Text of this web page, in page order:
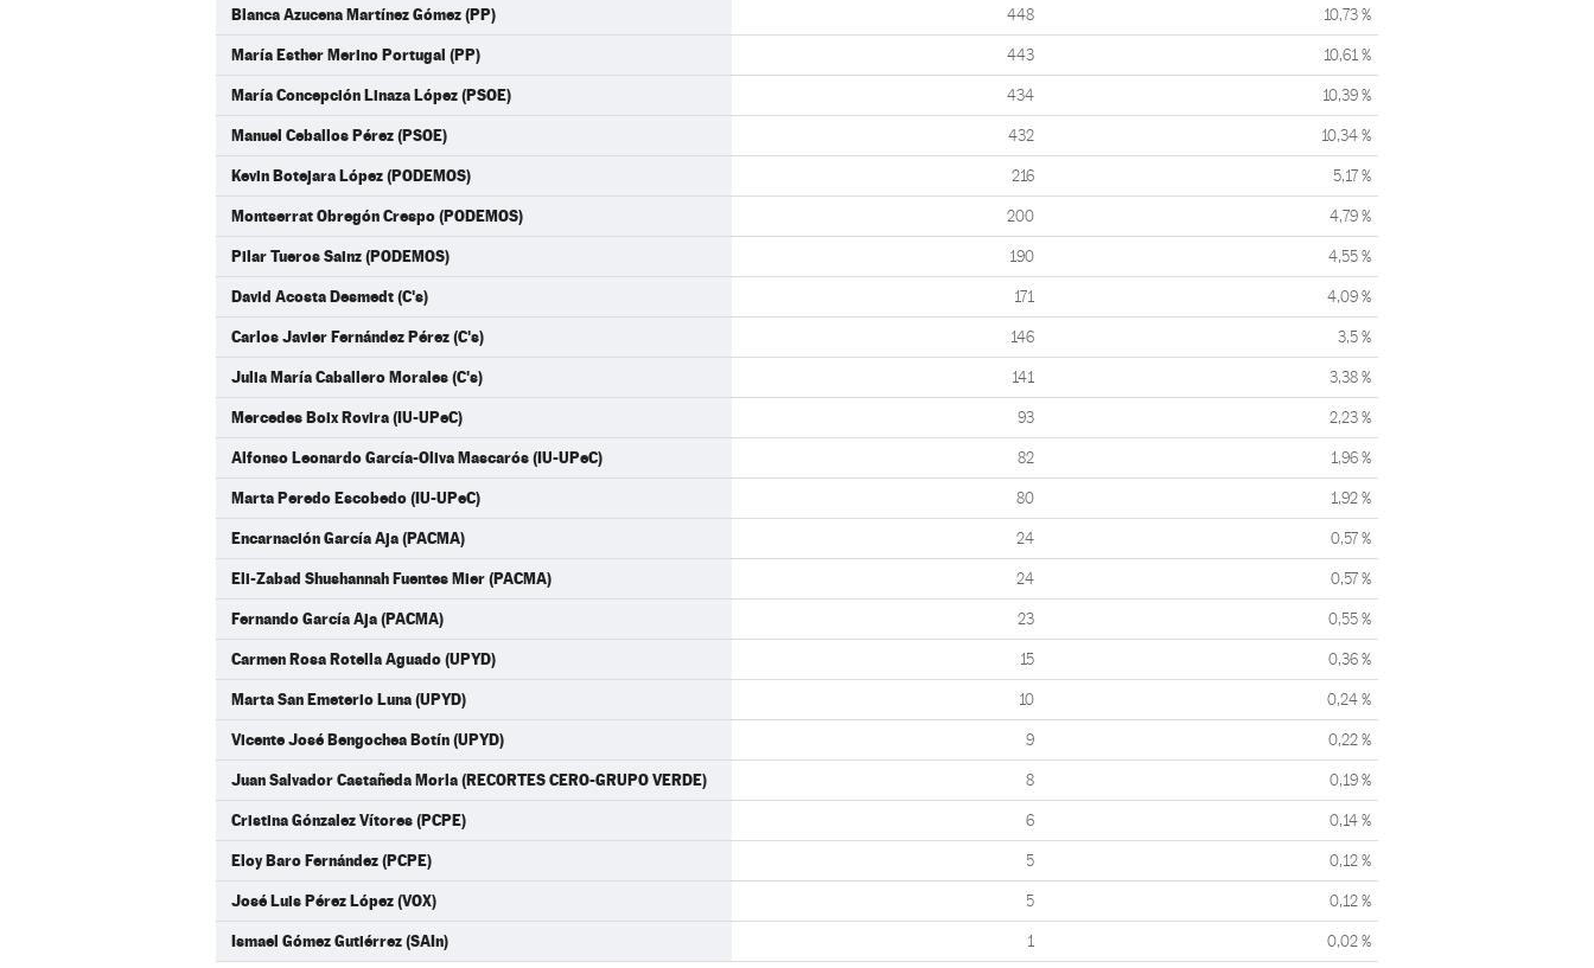
Blanca Azucena Martínez Gómez (PP) 448 10,73 %
María Esther Merino Portugal (PP) 443 10,61 %
María Concepción Linaza López (PSOE) 434 10,39 %
Manuel Ceballos Pérez (PSOE) 432 10,34 %
Kevin Botejara López (PODEMOS) 216 5,17 %
Montserrat Obregón Crespo (PODEMOS) 200 4,79 %
Pilar Tueros Sainz (PODEMOS) 190 4,55 %
David Acosta Desmedt (C's) 171 4,09 %
Carlos Javier Fernández Pérez (C's) 146 3,5 %
Julia María Caballero Morales (C's) 141 3,38 %
Mercedes Boix Rovira (IU-UPeC) 93 2,23 %
Alfonso Leonardo García-Oliva Mascarós (IU-UPeC) 82 1,96 %
Marta Peredo Escobedo (IU-UPeC) 80 1,92 %
Encarnación García Aja (PACMA) 24 0,57 %
Eli-Zabad Shushannah Fuentes Mier (PACMA) 24 0,57 %
Fernando García Aja (PACMA) 23 0,55 %
Carmen Rosa Rotella Aguado (UPYD) 15 0,36 %
Marta San Emeterio Luna (UPYD) 10 0,24 %
Vicente José Bengochea Botín (UPYD) 9 0,22 %
Juan Salvador Castañeda Morla (RECORTES CERO-GRUPO VERDE) 8 0,19 %
Cristina Gónzalez Vítores (PCPE) 6 0,14 %
Eloy Baro Fernández (PCPE) 5 0,12 %
José Luis Pérez López (VOX) 5 0,12 %
Ismael Gómez Gutiérrez (SAIn) 1 0,02 %